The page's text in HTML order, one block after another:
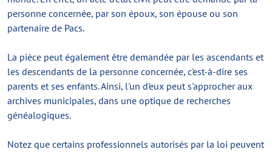
personne concernée, par son époux, son épouse ou son
partenaire de Pacs.
La pièce peut également être demandée par les ascendants et
les descendants de la personne concernée, c'est-à-dire ses
parents et ses enfants. Ainsi, l'un d'eux peut s'approcher aux
archives municipales, dans une optique de recherches
généalogiques.
Notez que certains professionnels autorisés par la loi peuvent